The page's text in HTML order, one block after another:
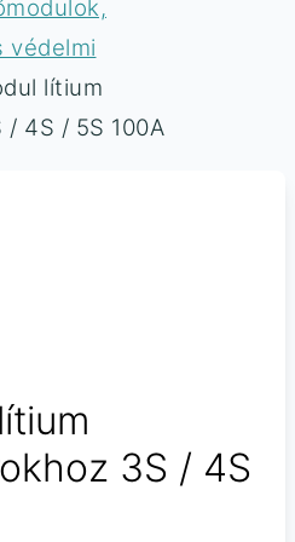
védelmi
lítium
4S / 5S 100A
3S / 4S